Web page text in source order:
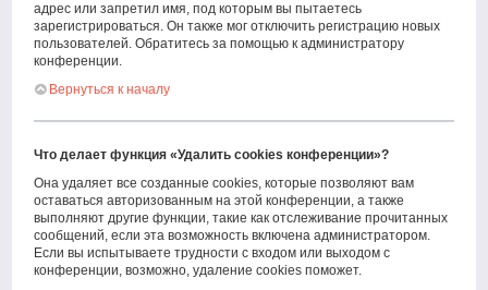
адрес или запретил имя, под которым вы пытаетесь
зарегистрироваться. Он также мог отключить регистрацию новых
пользователей. Обратитесь за помощью к администратору
конференции.
Вернуться к началу
Что делает функция «Удалить cookies конференции»?
Она удаляет все созданные cookies, которые позволяют вам
оставаться авторизованным на этой конференции, а также
выполняют другие функции, такие как отслеживание прочитанных
сообщений, если эта возможность включена администратором.
Если вы испытываете трудности с входом или выходом с
конференции, возможно, удаление cookies поможет.